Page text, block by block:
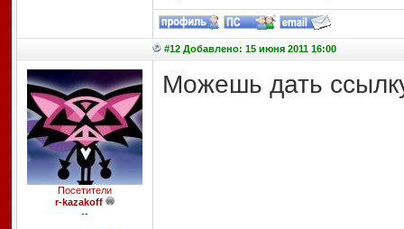
#12 Добавлено: 15 июня 2011 16:00
Посетители
r-kazakoff
--
Можешь дать